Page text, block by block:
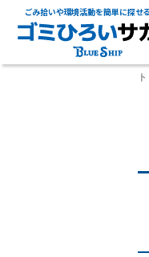
ごみ拾いや環境活動を簡単に探せ